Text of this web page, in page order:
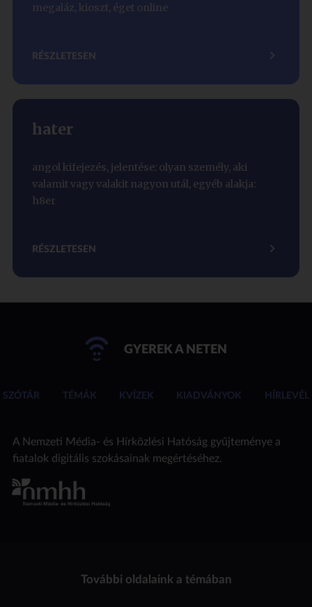
megaláz, kioszt, éget online
RÉSZLETESEN
hater
angol kifejezés, jelentése: olyan személy, aki
valamit vagy valakit nagyon utál, egyéb alakja:
h8er
RÉSZLETESEN
GYEREK A NETEN
SZÓTÁR TÉMÁK KVÍZEK KIADVÁNYOK HÍRLEVÉL
A Nemzeti Média- és Hírközlési Hatóság gyűjteménye a
fiatalok digitális szokásainak megértéséhez.
További oldalaink a témában